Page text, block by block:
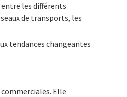
les différents
de transports, les
tendances changeantes
Elle